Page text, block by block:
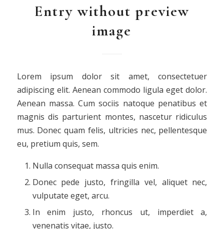
Entry without preview
image
Lorem ipsum dolor sit amet, consectetuer
adipiscing elit. Aenean commodo ligula eget dolor.
Aenean massa. Cum sociis natoque penatibus et
magnis dis parturient montes, nascetur ridiculus
mus. Donec quam felis, ultricies nec, pellentesque
eu, pretium quis, sem.
Nulla consequat massa quis enim.
Donec pede justo, fringilla vel, aliquet nec,
vulputate eget, arcu.
In enim justo, rhoncus ut, imperdiet a,
venenatis vitae, justo.